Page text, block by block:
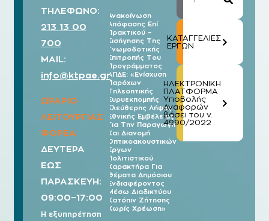
ΤΗΛΕΦΩΝΟ:
213 13 00
700
MAIL:
info@ktpae.gr
ΩΡΑΡΙΟ
ΛΕΙΤΟΥΡΓΙΑΣ
ΦΟΡΕΑ
ΔΕΥΤΕΡΑ
ΕΩΣ
ΠΑΡΑΣΚΕΥΗ:
09:00–17:00
Η εξυπηρέτηση
Ανακοίνωση
Απόφασης Επί
Πρακτικού –
Εισήγησης Της
Γνωμοδοτικής
Επιτροπής Του
Προγράμματος
ΑΠΔΕ: «Ενίσχυση
Παρόχων
Τηλεοπτικής
Ευρυεκπομπής
Ελεύθερης Λήψης
Εθνικής Εμβέλειας
Για Την Παραγωγή
Και Διανομή
Οπτικοακουστικών
Έργων
Πολιτιστικού
Χαρακτήρα Για
Θέματα Δημόσιου
Ενδιαφέροντος
Μέσω Διαδικτύου
Κατόπιν Ζήτησης
Χωρίς Χρέωση»
03/08
ΚΑΤΑΓΓΕΛΙΕΣ
ΕΡΓΩΝ
ΗΛΕΚΤΡΟΝΙΚΗ
ΠΛΑΤΦΟΡΜΑ
Υποβολής
Αναφορών
βάσει του ν.
4990/2022